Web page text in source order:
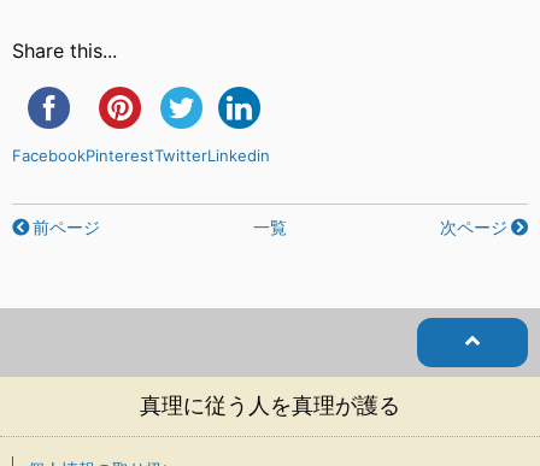
Share this...
FacebookPinterestTwitterLinkedin
前ページ 一覧 次ページ
真理に従う人を真理が護る